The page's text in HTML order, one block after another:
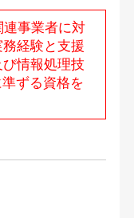
事業者に対
経験と支援
情報処理技
ずる資格を